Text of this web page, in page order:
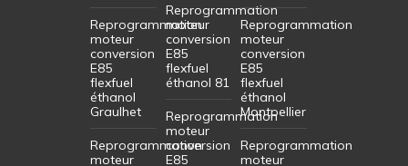
Reprogrammation
moteur
conversion
E85
flexfuel
éthanol
Graulhet
Reprogrammation
moteur
Reprogrammation
moteur
conversion
E85
flexfuel
éthanol 81
Reprogrammation
moteur
conversion
E85
Reprogrammation
moteur
conversion
E85
flexfuel
éthanol
Montpellier
Reprogrammation
moteur